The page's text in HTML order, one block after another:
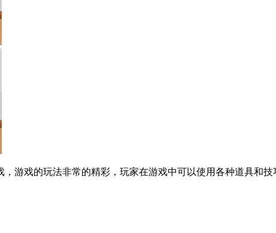
游戏的玩法非常的精彩，玩家在游戏中可以使用各种道具和